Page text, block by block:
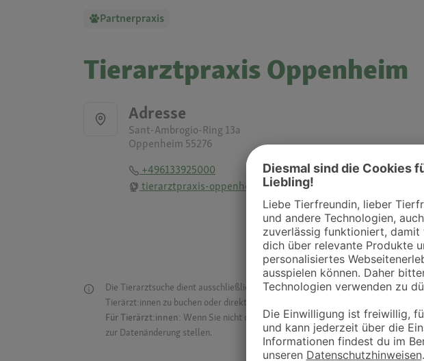
Partnerpraxis
Tierarztpraxis Oppenheim
Adresse
Sant-Ambrogio-Ring 13a
Oppenheim 55276
+496133925000
tierarztpraxis-oppenheim.de
Die Tierarztsuche dient ausschließlich dazu, Tierarztpraxen und Kliniken in
Tierärzt:innen zu buchen oder direkt mit ihnen in Kontakt zu treten. Bitte wende
Für Tierärzt:innen: Wenn Sie nicht mehr auf der Dr. Fressnapf Tierarztsuche
zur Datenänderung stellen.